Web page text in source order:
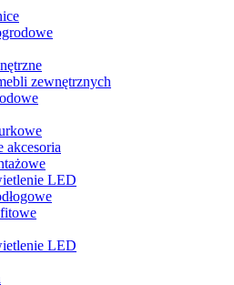
zewnętrznych
akcesoria
LED
LED